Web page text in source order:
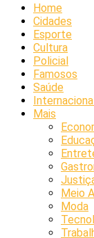
Home
Cidades
Esporte
Cultura
Policial
Famosos
Saúde
Mais
Meio
Moda